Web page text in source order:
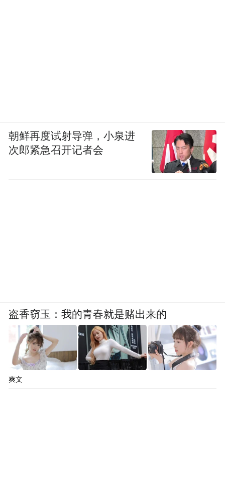
朝鲜再度试射导弹，小泉进
次郎紧急召开记者会
盗香窃玉：我的青春就是赌出来的
爽文